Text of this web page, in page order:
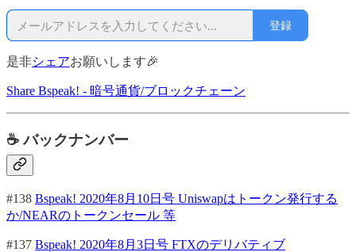
登録
是非シェアお願いします🎉
Share Bspeak! - 暗号通貨/ブロックチェーン
☕ バックナンバー
#138 Bspeak! 2020年8月10日号 Uniswapはトークン発行する
か/NEARのトークンセール 等
#137 Bspeak! 2020年8月3日号 FTXのデリバティブ